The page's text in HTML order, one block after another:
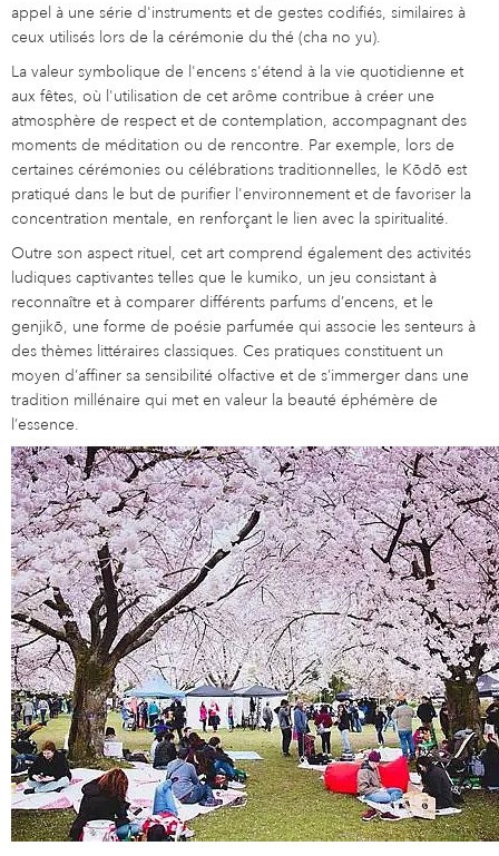
appel à une série d'instruments et de gestes codifiés, similaires à
ceux utilisés lors de la cérémonie du thé (cha no yu).
La valeur symbolique de l'encens s'étend à la vie quotidienne et
aux fêtes, où l'utilisation de cet arôme contribue à créer une
atmosphère de respect et de contemplation, accompagnant des
moments de méditation ou de rencontre. Par exemple, lors de
certaines cérémonies ou célébrations traditionnelles, le Kōdō est
pratiqué dans le but de purifier l'environnement et de favoriser la
concentration mentale, en renforçant le lien avec la spiritualité.
Outre son aspect rituel, cet art comprend également des activités
ludiques captivantes telles que le kumiko, un jeu consistant à
reconnaître et à comparer différents parfums d’encens, et le
genjikō, une forme de poésie parfumée qui associe les senteurs à
des thèmes littéraires classiques. Ces pratiques constituent un
moyen d’affiner sa sensibilité olfactive et de s’immerger dans une
tradition millénaire qui met en valeur la beauté éphémère de
l’essence.